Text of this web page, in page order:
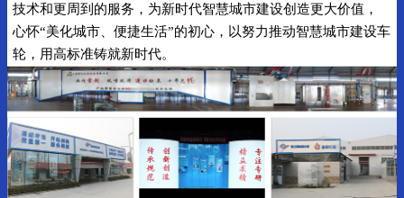
技术和更周到的服务，为新时代智慧城市建设创造更大价值，
心怀“美化城市、便捷生活”的初心，以努力推动智慧城市建设车
轮，用高标准铸就新时代。